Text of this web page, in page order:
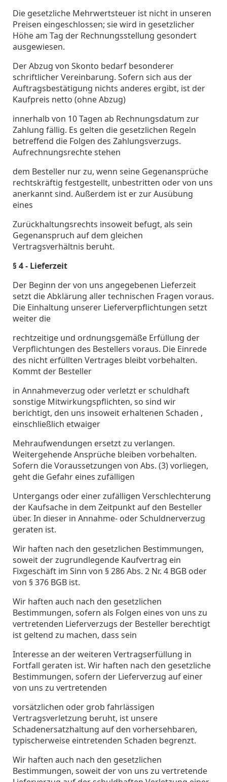
Die gesetzliche Mehrwertsteuer ist nicht in unseren
Preisen eingeschlossen; sie wird in gesetzlicher
Höhe am Tag der Rechnungsstellung gesondert
ausgewiesen.
Der Abzug von Skonto bedarf besonderer
schriftlicher Vereinbarung. Sofern sich aus der
Auftragsbestätigung nichts anderes ergibt, ist der
Kaufpreis netto (ohne Abzug)
innerhalb von 10 Tagen ab Rechnungsdatum zur
Zahlung fällig. Es gelten die gesetzlichen Regeln
betreffend die Folgen des Zahlungsverzugs.
Aufrechnungsrechte stehen
dem Besteller nur zu, wenn seine Gegenansprüche
rechtskräftig festgestellt, unbestritten oder von uns
anerkannt sind. Außerdem ist er zur Ausübung
eines
Zurückhaltungsrechts insoweit befugt, als sein
Gegenanspruch auf dem gleichen
Vertragsverhältnis beruht.
§ 4 - Lieferzeit
Der Beginn der von uns angegebenen Lieferzeit
setzt die Abklärung aller technischen Fragen voraus.
Die Einhaltung unserer Lieferverpflichtungen setzt
weiter die
rechtzeitige und ordnungsgemäße Erfüllung der
Verpflichtungen des Bestellers voraus. Die Einrede
des nicht erfüllten Vertrages bleibt vorbehalten.
Kommt der Besteller
in Annahmeverzug oder verletzt er schuldhaft
sonstige Mitwirkungspflichten, so sind wir
berichtigt, den uns insoweit erhaltenen Schaden ,
einschließlich etwaiger
Mehraufwendungen ersetzt zu verlangen.
Weitergehende Ansprüche bleiben vorbehalten.
Sofern die Voraussetzungen von Abs. (3) vorliegen,
geht die Gefahr eines zufälligen
Untergangs oder einer zufälligen Verschlechterung
der Kaufsache in dem Zeitpunkt auf den Besteller
über. In dieser in Annahme- oder Schuldnerverzug
geraten ist.
Wir haften nach den gesetzlichen Bestimmungen,
soweit der zugrundlegende Kaufvertrag ein
Fixgeschäft im Sinn von § 286 Abs. 2 Nr. 4 BGB oder
von § 376 BGB ist.
Wir haften auch nach den gesetzlichen
Bestimmungen, sofern als Folgen eines von uns zu
vertretenden Lieferverzugs der Besteller berechtigt
ist geltend zu machen, dass sein
Interesse an der weiteren Vertragserfüllung in
Fortfall geraten ist. Wir haften nach den gesetzliche
Bestimmungen, sofern der Lieferverzug auf einer
von uns zu vertretenden
vorsätzlichen oder grob fahrlässigen
Vertragsverletzung beruht, ist unsere
Schadenersatzhaltung auf den vorhersehbaren,
typischerweise eintretenden Schaden begrenzt.
Wir haften auch nach den gesetzlichen
Bestimmungen, soweit der von uns zu vertretende